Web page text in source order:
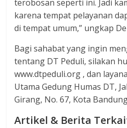
terobosan seperti ini. Jadi
karena tempat pelayanan
di tempat umum,” ungkap
Bagi sahabat yang ingin
tentang DT Peduli, silakan
www.dtpeduli.org , dan
Utama Gedung Humas DT,
Girang, No. 67, Kota
Artikel & Berita